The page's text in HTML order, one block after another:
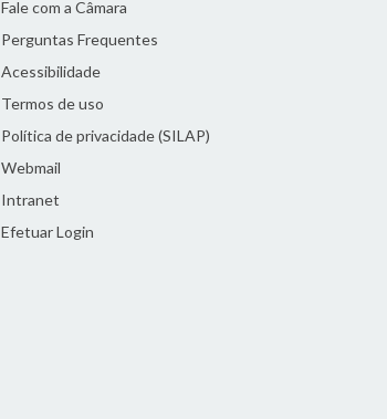
Fale com a Câmara
Perguntas Frequentes
Acessibilidade
Termos de uso
Política de privacidade (SILAP)
Webmail
Intranet
Efetuar Login